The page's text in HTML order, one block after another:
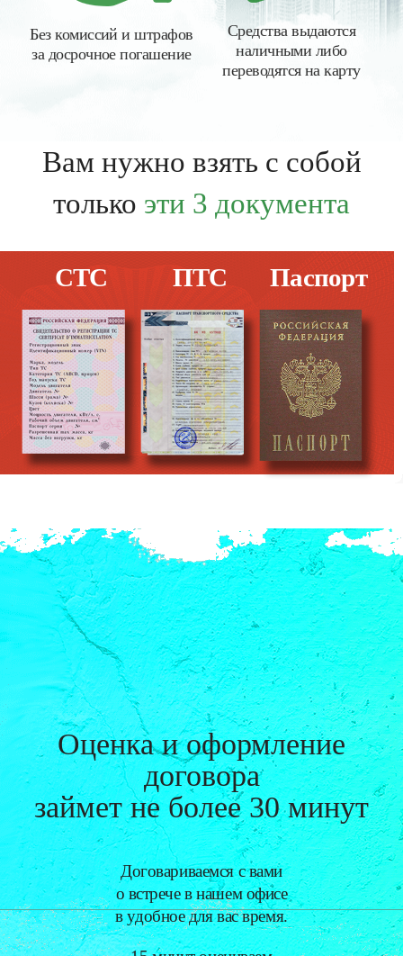
Без комиссий и штрафов
за досрочное погашение
Средства выдаются
наличными либо
переводятся на карту
Вам нужно взять с собой
только эти 3 документа
СТС ПТС Паспорт
Оценка и оформление
договора
займетне более 30 минут
Договариваемся с вами
о встрече в нашем офисе
в удобное для вас время.